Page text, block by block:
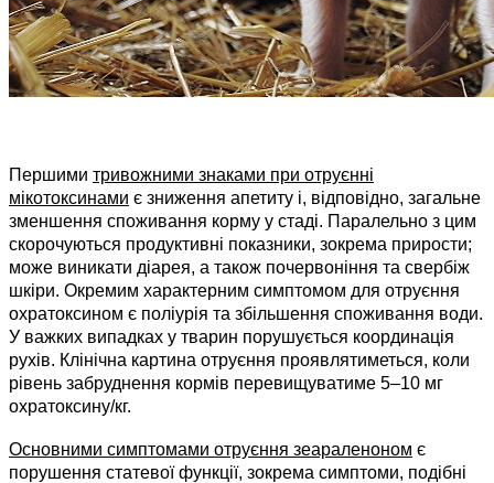
Першими тривожними знаками при отруєнні
мікотоксинами є зниження апетиту і, відповідно, загальне
зменшення споживання корму у стаді. Паралельно з цим
скорочуються продуктивні показники, зокрема прирости;
може виникати діарея, а також почервоніння та свербіж
шкіри. Окремим характерним симптомом для отруєння
охратоксином є поліурія та збільшення споживання води.
У важких випадках у тварин порушується координація
рухів. Клінічна картина отруєння проявлятиметься, коли
рівень забруднення кормів перевищуватиме 5–10 мг
охратоксину/кг.
Основними симптомами отруєння зеараленоном є
порушення статевої функції, зокрема симптоми, подібні